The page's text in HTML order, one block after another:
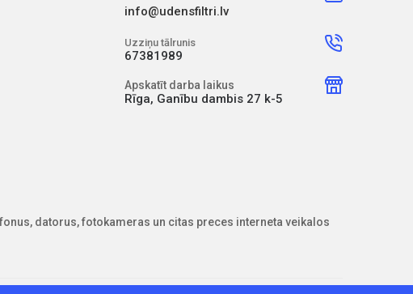
info@udensfiltri.lv
Uzziņu tālrunis
67381989
Apskatīt darba laikus
Rīga, Ganību dambis 27 k-5